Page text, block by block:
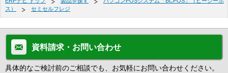
ス）
セミセルフレジ
資料請求・お問い合わせ
具体的なご検討前のご相談でも、お気軽にお問い合わせください。